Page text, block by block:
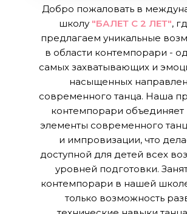
Добро пожаловать в
школу "БАЛЕТ С 2 ЛЕТ",
предлагаем уникальные
в области контемпорари -
самых захватывающих и
насыщенных
современного танца. Наша
контемпорари объединяет
элементы современного
и импровизации, что
доступной для детей всех
уровней подготовки.
контемпорари в нашей
только возможность